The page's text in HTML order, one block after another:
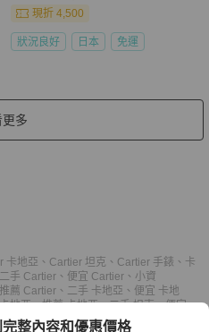
現折 4,500
狀況良好 日本 免運
更多
卡地亞 、 Cartier 坦克 、 Cartier 手錶 、 卡
二手 Cartier 、 便宜 Cartier 、 小資
推薦 Cartier 、 二手 卡地亞 、 便宜 卡地
地亞、推薦 卡地亞、二手 坦克、便宜
、推薦 坦克、二手 手錶、
整內容和優惠價格